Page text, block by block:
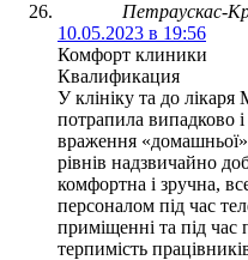
Петраускас-
10.05.2023 в 19:56
Комфорт клиники
Квалификация
У клініку та до
потрапила випадково
враження
рівнів надзвичайно
комфортна і зручна,
персоналом під час
приміщенні та під час
терпимість